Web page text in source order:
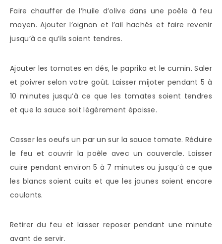
Faire chauffer de l’huile d’olive dans une poêle à feu
moyen. Ajouter l’oignon et l’ail hachés et faire revenir
jusqu’à ce qu’ils soient tendres.
Ajouter les tomates en dés, le paprika et le cumin. Saler
et poivrer selon votre goût. Laisser mijoter pendant 5 à
10 minutes jusqu’à ce que les tomates soient tendres
et que la sauce soit légèrement épaisse.
Casser les oeufs un par un sur la sauce tomate. Réduire
le feu et couvrir la poêle avec un couvercle. Laisser
cuire pendant environ 5 à 7 minutes ou jusqu’à ce que
les blancs soient cuits et que les jaunes soient encore
coulants.
Retirer du feu et laisser reposer pendant une minute
avant de servir.